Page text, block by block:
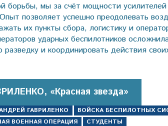
борьбы, мы за счёт мощности
позволяет успешно преодолевать
их пункты сбора, логистику и
ударных беспилотников
и координировать действия
«Красная звезда»
ГАВРИЛЕНКО ВОЙСКА БЕСПИЛОТНЫХ
ВОЕННАЯ ОПЕРАЦИЯ СТУДЕНТЫ